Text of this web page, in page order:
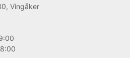
Vingåker